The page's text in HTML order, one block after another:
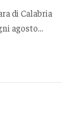
di Calabria
agosto...